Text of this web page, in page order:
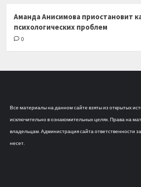
Аманда Анисимова приостановит
психологических проблем
0
Все материалы на данном сайте взяты из открытых
исключительно в ознакомительных целях. Права на
владельцам. Администрация сайта ответственности
несет.